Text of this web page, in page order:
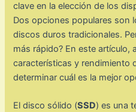
clave en la elección de los
Dos opciones populares son
discos duros tradicionales.
más rápido? En este artículo,
características y rendimiento
determinar cuál es la mejor
El disco sólido (SSD) es una